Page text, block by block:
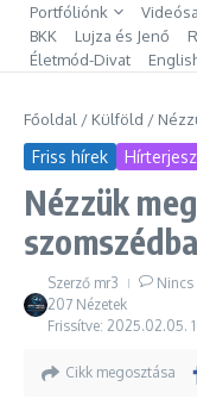
Ugrás a tartalomhoz
Portfóliónk
BKK
Lujza és Jenő
Életmód-Divat
Főoldal / Külföld /
Friss hírek
Nézzük
Szerző mr3 Nincs
207 Nézetek
Frissítve: 2025.02.05.
Cikk megosztása